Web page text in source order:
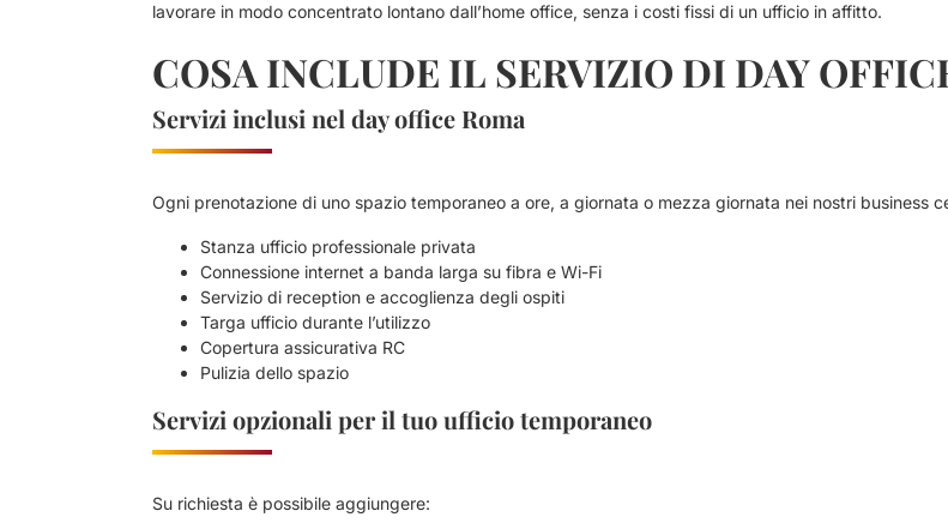
lavorare in modo concentrato lontano dall’home office, senza i costi fissi di un ufficio in affitto.
COSA INCLUDE IL SERVIZIO DI DAY
Servizi inclusi nel day office Roma
Ogni prenotazione di uno spazio temporaneo a ore, a giornata o mezza giornata nei nostri business
Stanza ufficio professionale privata
Connessione internet a banda larga su fibra e Wi-Fi
Servizio di reception e accoglienza degli ospiti
Targa ufficio durante l’utilizzo
Copertura assicurativa RC
Pulizia dello spazio
Servizi opzionali per il tuo ufficio temporaneo
Su richiesta è possibile aggiungere: